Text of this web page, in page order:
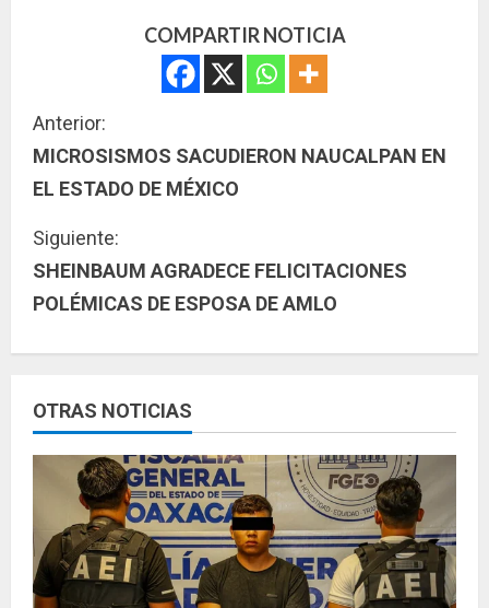
COMPARTIR NOTICIA
S
i
u
e
l
e
y
n
d
Anterior:
MICROSISMOS SACUDIERON NAUCALPAN EN
EL ESTADO DE MÉXICO
Siguiente:
SHEINBAUM AGRADECE FELICITACIONES
POLÉMICAS DE ESPOSA DE AMLO
OTRAS NOTICIAS